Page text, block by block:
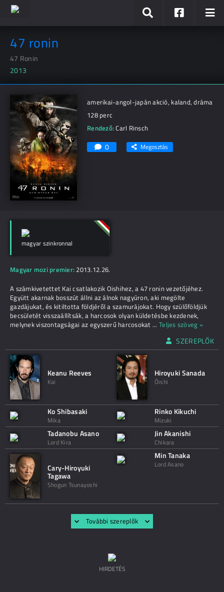
47 ronin
47 Ronin
2013
amerikai-angol-japán akció, kaland, dráma
128 perc
Rendező:Carl Rinsch
0 Megosztás
magyar szinkronnal
Magyar mozi premier: 2013.12.26.
A számkivetettet Kai csatlakozik Oishihez, a 47 ronin vezetőjéhez.
Együtt akarnak bosszút állni az álnok nagyúron, aki megölte
gazdájukat, és kitiltotta földjéről a szamurájokat. Hogy szülőföldjük
becsületét visszaállítsák, a harcosok olyan küldetésbe kezdenek,
melynek viszontagságai az egyszerű harcosokat ... Teljes szöveg »
SZEREPLŐK
Keanu Reeves
Kai
Hiroyuki Sanada
Ôishi
Ko Shibasaki
Mika
Rinko Kikuchi
Mizuki
Tadanobu Asano
Lord Kira
Jin Akanishi
Chikara
Cary-Hiroyuki
Tagawa
Shogun Tsunayoshi
Min Tanaka
Lord Asano
További szereplők
HIRDETÉS